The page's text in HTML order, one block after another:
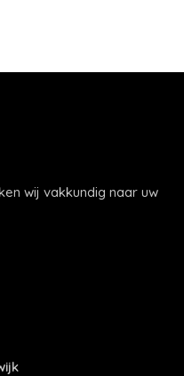
wij vakkundig naar uw